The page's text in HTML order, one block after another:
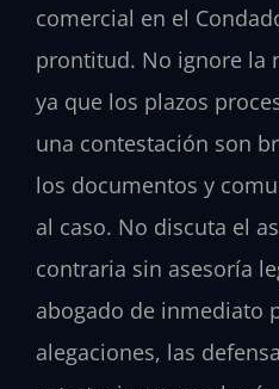
comercial en el
prontitud. No ignore la
ya que los plazos
una contestación son
los documentos y
al caso. No discuta el
contraria sin asesoría
abogado de inmediato
alegaciones, las